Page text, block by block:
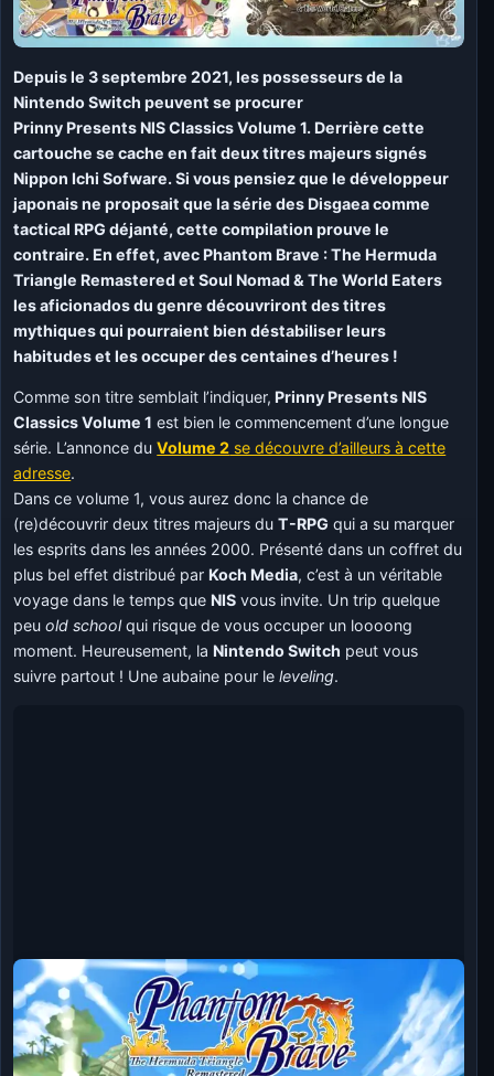
Depuis le 3 septembre 2021, les possesseurs de la
Nintendo Switch peuvent se procurer
Prinny Presents NIS Classics Volume 1. Derrière cette
cartouche se cache en fait deux titres majeurs signés
Nippon Ichi Sofware. Si vous pensiez que le développeur
japonais ne proposait que la série des Disgaea comme
tactical RPG déjanté, cette compilation prouve le
contraire. En effet, avec Phantom Brave : The Hermuda
Triangle Remastered et Soul Nomad & The World Eaters
les aficionados du genre découvriront des titres
mythiques qui pourraient bien déstabiliser leurs
habitudes et les occuper des centaines d’heures !
Comme son titre semblait l’indiquer, Prinny Presents NIS
Classics Volume 1 est bien le commencement d’une longue
série. L’annonce duVolume 2 se découvre d’ailleurs à cette
adresse.
Dans ce volume 1, vous aurez donc la chance de
(re)découvrir deux titres majeurs duT-RPG qui a su marquer
les esprits dans les années 2000. Présenté dans un coffret du
plus bel effet distribué par Koch Media, c’est à un véritable
voyage dans le temps que NIS vous invite. Un trip quelque
peuold schoolqui risque de vous occuper un loooong
moment. Heureusement, la Nintendo Switch peut vous
suivre partout ! Une aubaine pour leleveling.